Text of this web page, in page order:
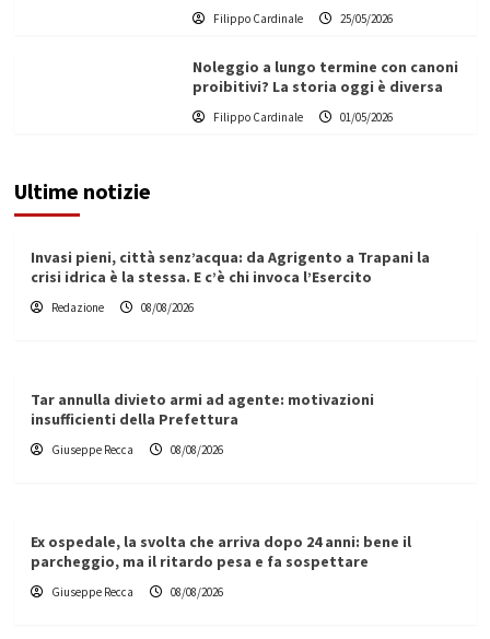
Filippo Cardinale 25/05/2026
Noleggio a lungo termine con canoni
proibitivi? La storia oggi è diversa
Filippo Cardinale 01/05/2026
Ultime notizie
Invasi pieni, città senz’acqua: da Agrigento a Trapani la
crisi idrica è la stessa. E c’è chi invoca l’Esercito
Redazione 08/08/2026
Tar annulla divieto armi ad agente: motivazioni
insufficienti della Prefettura
Giuseppe Recca 08/08/2026
Ex ospedale, la svolta che arriva dopo 24 anni: bene il
parcheggio, ma il ritardo pesa e fa sospettare
Giuseppe Recca 08/08/2026